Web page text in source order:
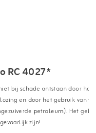
RC 4027*
bij schade ontstaan door
en door het gebruik van
petroleum). Het
zijn!